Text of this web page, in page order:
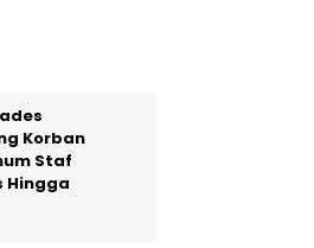
Korban
Staf
Hingga